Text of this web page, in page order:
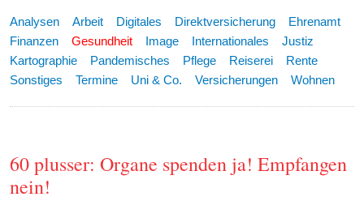
Analysen Arbeit Digitales Direktversicherung
Ehrenamt
Finanzen
Gesundheit Image Internationales
Justiz
Kartographie
Pandemisches Pflege Reiserei
Rente
Sonstiges
Termine Uni & Co. Versicherungen Wohnen
60 plusser: Organe spenden ja! Empfangen
nein!